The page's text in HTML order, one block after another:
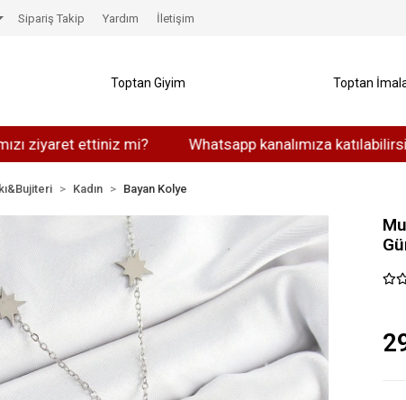
ettiniz mi? Whatsapp kanalımıza katılabilirsiniz
Sipariş Takip Yardım İletişim
Toptan Giyim Toptan
Kadın Bayan Kolye